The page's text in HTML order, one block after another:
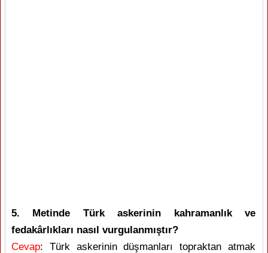
5. Metinde Türk askerinin kahramanlık ve
fedakârlıkları nasıl vurgulanmıştır?
Cevap: Türk askerinin düşmanları topraktan atmak